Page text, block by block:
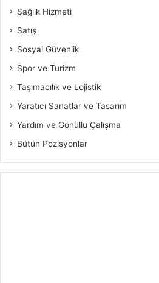
Sağlık Hizmeti
Satış
Sosyal Güvenlik
Spor ve Turizm
Taşımacılık ve Lojistik
Yaratıcı Sanatlar ve Tasarım
Yardım ve Gönüllü Çalışma
Bütün Pozisyonlar